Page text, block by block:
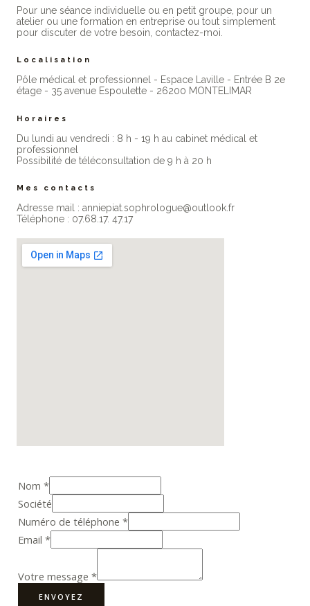
Pour une séance individuelle ou en petit groupe, pour un
atelier ou une formation en entreprise ou tout simplement
pour discuter de votre besoin, contactez-moi.
Localisation
Pôle médical et professionnel - Espace Laville - Entrée B 2e
étage - 35 avenue Espoulette - 26200 MONTELIMAR
Horaires
Du lundi au vendredi : 8 h - 19 h au cabinet médical et
professionne​l
Possibilité de téléconsultation de 9 h à 20 h
Mes contacts
Adresse mail : anniepiat.sophrologue@outlook.fr
Téléphone : 07.68.17. 47.17
Nom *
Société
Numéro de téléphone *
Email *
Votre message *
ENVOYEZ